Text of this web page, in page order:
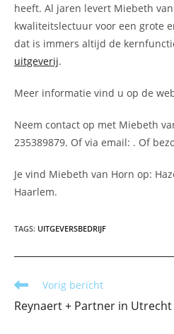
heeft. Al jaren levert Miebeth
kwaliteitslectuur voor een grote
dat is immers altijd de
uitgeverij.
Meer informatie vind u op de
Neem contact op met Miebeth
235389879. Of via email: . Of
Je vind Miebeth van Horn op:
Haarlem.
TAGS: UITGEVERSBEDRIJF
Lees
artikelen
Vorig bericht
Reynaert + Partner in Utrecht